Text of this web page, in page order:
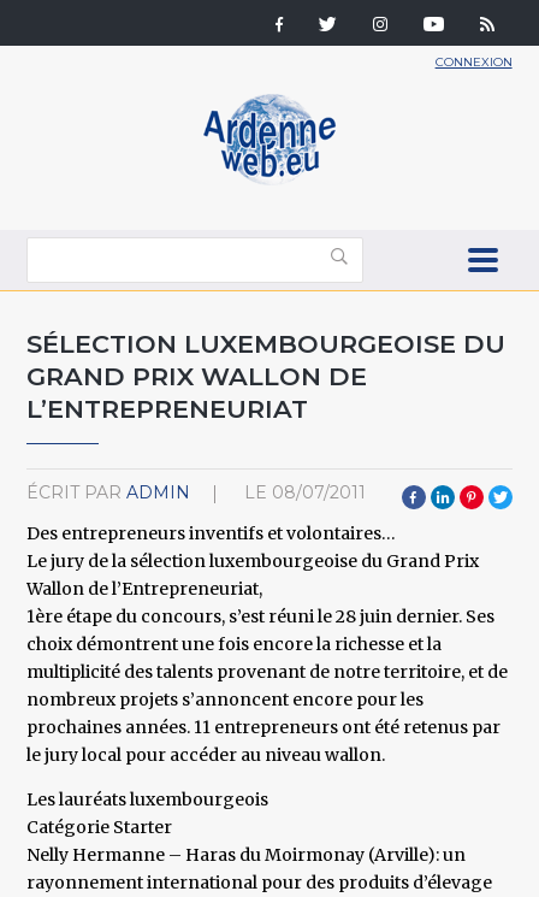
CONNEXION
SÉLECTION LUXEMBOURGEOISE DU
GRAND PRIX WALLON DE
L’ENTREPRENEURIAT
ÉCRIT PAR ADMIN LE 08/07/2011
Des entrepreneurs inventifs et volontaires…
Le jury de la sélection luxembourgeoise du Grand Prix
Wallon de l’Entrepreneuriat,
1ère étape du concours, s’est réuni le 28 juin dernier. Ses
choix démontrent une fois encore la richesse et la
multiplicité des talents provenant de notre territoire, et de
nombreux projets s’annoncent encore pour les
prochaines années. 11 entrepreneurs ont été retenus par
le jury local pour accéder au niveau wallon.
Les lauréats luxembourgeois
Catégorie Starter
Nelly Hermanne – Haras du Moirmonay (Arville): un
rayonnement international pour des produits d’élevage